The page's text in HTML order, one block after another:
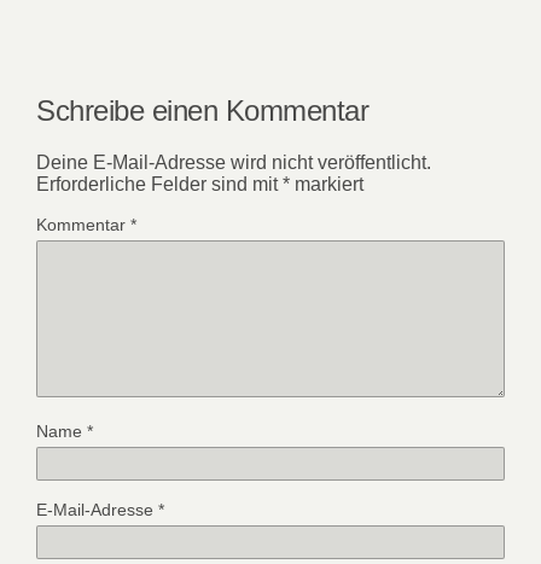
Schreibe einen Kommentar
Deine E-Mail-Adresse wird nicht veröffentlicht.
Erforderliche Felder sind mit* markiert
Kommentar *
Name *
E-Mail-Adresse *